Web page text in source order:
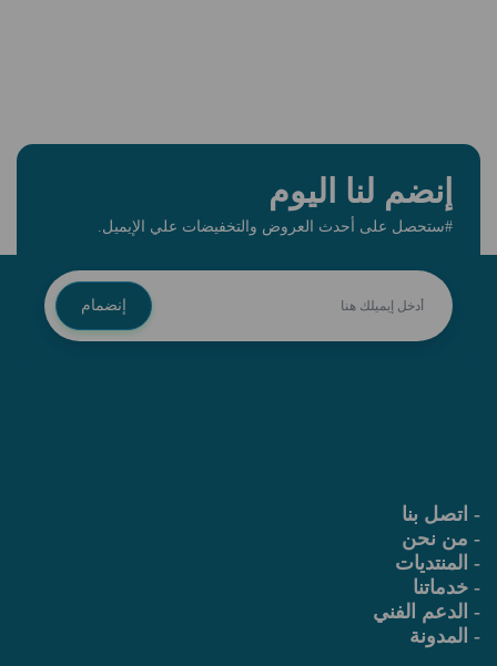
إنضم لنا اليوم
#ستحصل على أحدث العروض والتخفيضات علي الإيميل.
إنضمام
- اتصل بنا
- من نحن
- المنتديات
- خدماتنا
- الدعم الفني
- المدونة